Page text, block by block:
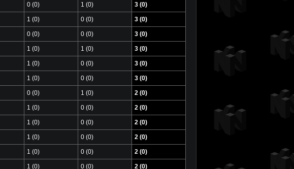
0 (0) 1 (0) 3 (0)
1 (0) 0 (0) 3 (0)
0 (0) 0 (0) 3 (0)
1 (0) 1 (0) 3 (0)
1 (0) 0 (0) 3 (0)
1 (0) 0 (0) 3 (0)
0 (0) 1 (0) 2 (0)
1 (0) 0 (0) 2 (0)
1 (0) 0 (0) 2 (0)
1 (0) 0 (0) 2 (0)
1 (0) 0 (0) 2 (0)
1 (0) 0 (0) 2 (0)